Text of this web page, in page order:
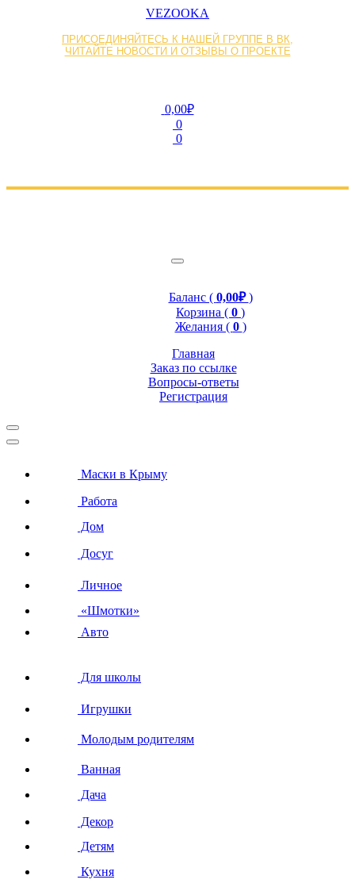
VEZOOKA
ПРИСОЕДИНЯЙТЕСЬ К НАШЕЙ ГРУППЕ В ВК,
ЧИТАЙТЕ НОВОСТИ И ОТЗЫВЫ О ПРОЕКТЕ
0,00₽
0
0
Баланс ( 0,00₽)
Корзина ( 0 )
Желания ( 0 )
Главная
Заказ по ссылке
Вопросы-ответы
Регистрация
Маски в Крыму
Работа
Дом
Досуг
Личное
«Шмотки»
Авто
Для школы
Игрушки
Молодым родителям
Ванная
Дача
Декор
Детям
Кухня